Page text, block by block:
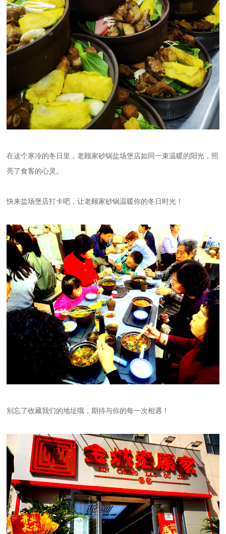
在这个寒冷的冬日里，老顾家砂锅盐场堡店如同一束温暖的阳光，照
亮了食客的心灵。
快来盐场堡店打卡吧，让老顾家砂锅温暖你的冬日时光！
别忘了收藏我们的地址哦，期待与你的每一次相遇！